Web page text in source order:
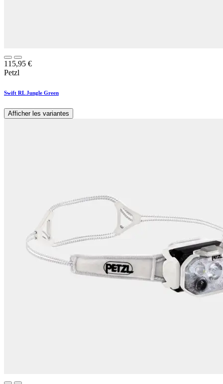
115,95 €
Petzl
Swift RL Jungle Green
Afficher les variantes